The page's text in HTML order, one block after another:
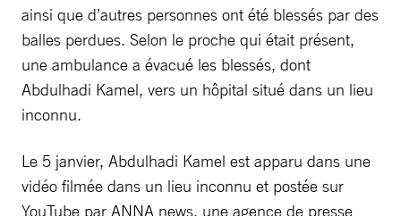
ainsi que d’autres personnes ont été blessés par des
balles perdues. Selon le proche qui était présent,
une ambulance a évacué les blessés, dont
Abdulhadi Kamel, vers un hôpital situé dans un lieu
inconnu.
Le 5 janvier, Abdulhadi Kamel est apparu dans une
vidéo filmée dans un lieu inconnu et postée sur
YouTube par ANNA news, une agence de presse